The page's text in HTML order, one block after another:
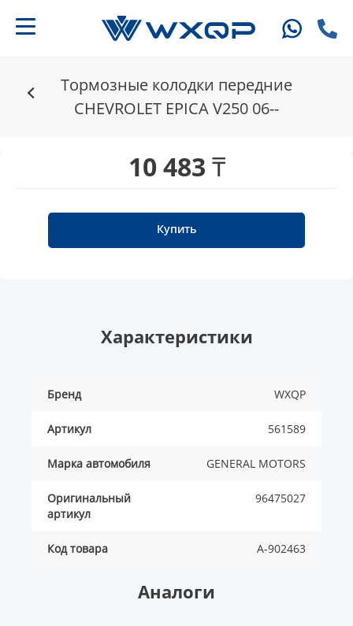
Тормозные колодки передние
CHEVROLET EPICA V250 06--
10 483 ₸
Купить
Характеристики
Бренд WXQP
Артикул 561589
Марка автомобиля GENERAL MOTORS
Оригинальный
артикул
96475027
Код товара A-902463
Аналоги